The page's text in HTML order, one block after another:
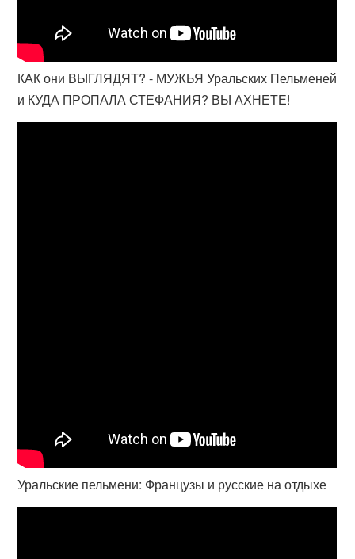
КАК они ВЫГЛЯДЯТ? - МУЖЬЯ Уральских Пельменей
и КУДА ПРОПАЛА СТЕФАНИЯ? ВЫ АХНЕТЕ!
Уральские пельмени: Французы и русские на отдыхе